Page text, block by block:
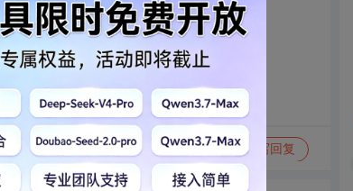
举报 写回复